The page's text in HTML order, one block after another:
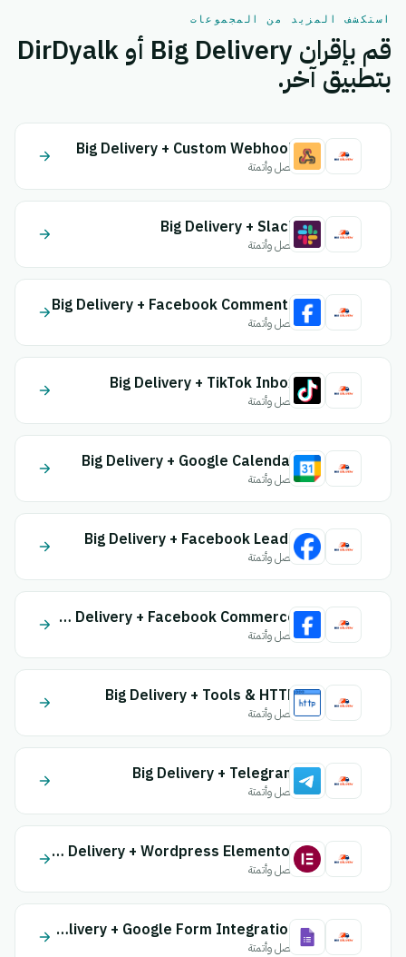
استكشف المزيد من المجموعات
قم بإقران Big Delivery أو DirDyalk
بتطبيق آخر.
Big Delivery + Custom Webhook
اتصل وأتمتة
Big Delivery + Slack
اتصل وأتمتة
Big Delivery + Facebook Comments
اتصل وأتمتة
Big Delivery + TikTok Inbox
اتصل وأتمتة
Big Delivery + Google Calendar
اتصل وأتمتة
Big Delivery + Facebook Leads
اتصل وأتمتة
Big Delivery + Facebook Commerce
اتصل وأتمتة
Big Delivery + Tools & HTTP
اتصل وأتمتة
Big Delivery + Telegram
اتصل وأتمتة
Big Delivery + Wordpress Elementor
اتصل وأتمتة
Big Delivery + Google Form Integration
اتصل وأتمتة